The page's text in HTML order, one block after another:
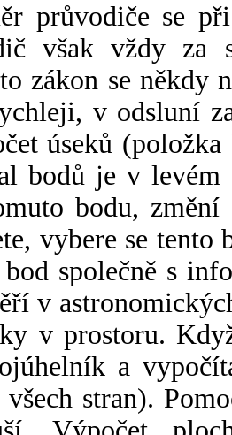
průvodiče se
však vždy za
zákon se někdy
v odsluní
úseků
bodů je v
bodu,
vybere se tento
společně s
v
v prostoru.
a
stran).